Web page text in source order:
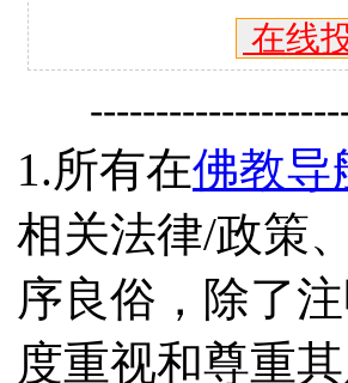
在线
1.所有在佛教导
相关法律/政策
序良俗，除了
度重视和尊重